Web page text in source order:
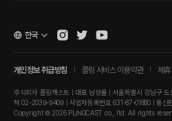
개인정보 취급방침 플링 서비스 이용약관 제
주식회사 플링캐스트 | 대표 남성률 | 서울특별시 강남구
처 02-2039-9409 | 사업자등록번호 631-87-01880 | 통신
Copyright © 2026 PLINGCAST co., ltd. All rights
한국